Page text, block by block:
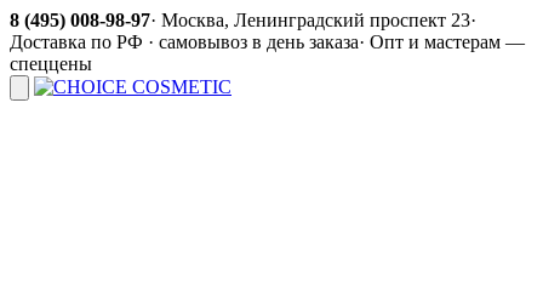
8 (495) 008-98-97· Москва, Ленинградский проспект 23·
Доставка по РФ · самовывоз в день заказа· Опт и мастерам —
спеццены